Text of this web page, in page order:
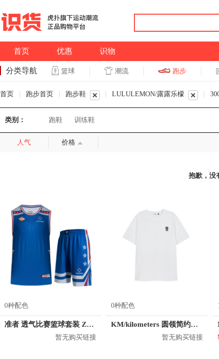
首页 优惠 识物
分类导航 篮球 潮流 跑步
首页 跑步首页 跑步鞋 LULULEMON/露露乐檬
类别： 跑鞋 训练鞋
人气 价格
抱歉，没
0种配色
准者 透气比赛篮球套装 Z118210177
暂无购买链接
0种配色
KM/kilometers 圆领简约短袖T恤 M2X2108073
暂无购买链接